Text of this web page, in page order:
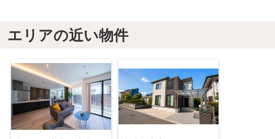
エリアの近い物件